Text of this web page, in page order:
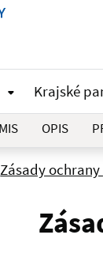
Krajské
OPIS
Zásady